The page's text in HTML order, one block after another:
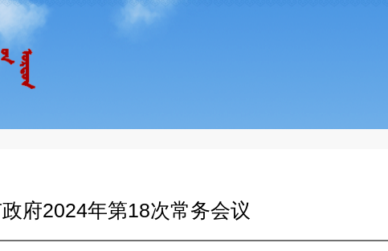
府2024年第18次常务会议